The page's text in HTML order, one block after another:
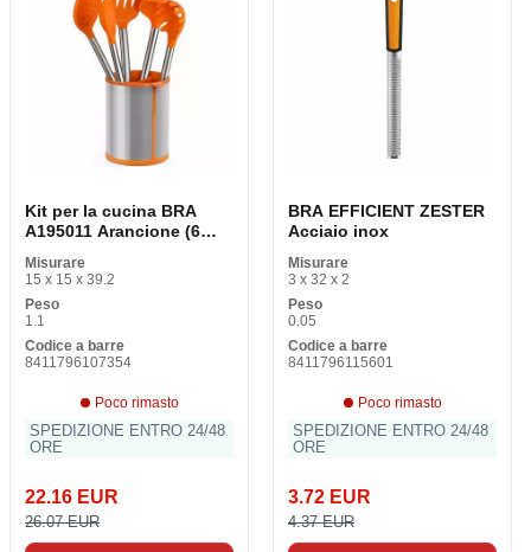
Bijuteria
Kit per la cucina BRA
A195011 Arancione (6
Misurare
15 x 15 x 39.2
Peso
1.1
Codice a barre
8411796107354
Poco rimasto
SPEDIZIONE ENTRO 24/48
ORE
22.16 EUR
26.07 EUR
BRA EFFICIENT ZESTER
Acciaio inox
Misurare
3 x 32 x 2
Peso
0.05
Codice a barre
8411796115601
Poco rimasto
SPEDIZIONE ENTRO 24/48
ORE
3.72 EUR
4.37 EUR